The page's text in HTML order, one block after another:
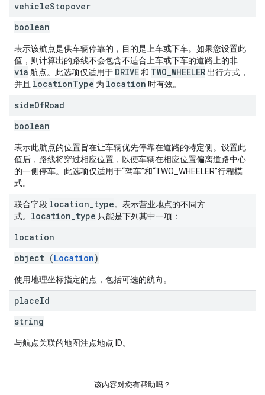
vehicleStopover
boolean
表示该航点是供车辆停靠的，目的是上车或下车。如果您设置此
值，则计算出的路线不会包含不适合上车或下车的道路上的非
via 航点。此选项仅适用于 DRIVE和 TWO_WHEELER 出行方式，
并且 locationType 为 location 时有效。
sideOfRoad
boolean
表示此航点的位置旨在让车辆优先停靠在道路的特定侧。设置此
值后，路线将穿过相应位置，以便车辆在相应位置偏离道路中心
的一侧停车。此选项仅适用于“驾车”和“TWO_WHEELER”行程模
式。
联合字段 location type。表示营业地点的不同方
式。 location type 只能是下列其中一项：
location
object (Location)
使用地理坐标指定的点，包括可选的航向。
placeId
string
与航点关联的地图注点地点 ID。
该内容对您有帮助吗？